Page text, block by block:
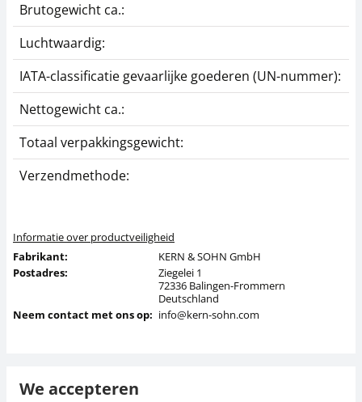
Brutogewicht ca.:
Luchtwaardig:
IATA-classificatie gevaarlijke goederen (UN-nummer):
Nettogewicht ca.:
Totaal verpakkingsgewicht:
Verzendmethode:
Informatie over productveiligheid
Fabrikant:
KERN & SOHN GmbH
Postadres:
Ziegelei 1
72336 Balingen-Frommern
Deutschland
Neem contact met ons op: info@kern-sohn.com
We accepteren